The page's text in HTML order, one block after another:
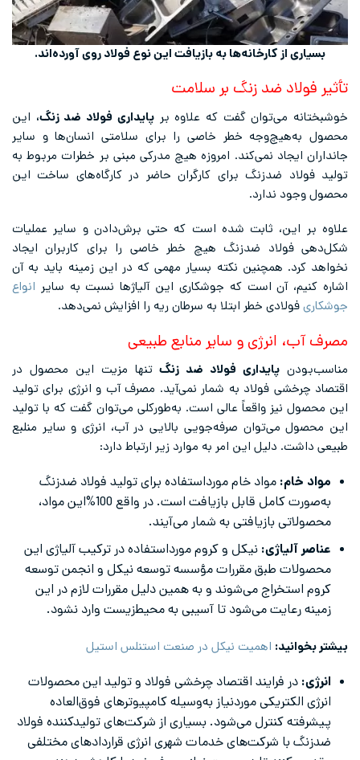
بسیاری از کارخانه‌‌ها به بازیافت این نوع فولاد روی آورده‌اند.
تأثیر فولاد ضد زنگ بر سلامت
خوشبختانه می‌توان گفت که علاوه برپایداری فولاد ضد زنگ، این
محصول به‌هیچ‌وجه خطر خاصی را برای سلامتی انسان‌ها و سایر
جانداران ایجاد نمی‌کند. امروزه هیچ مدرکی مبنی بر خطرات مربوط به
تولید فولاد ضدزنگ برای کارگران حاضر در کارگاه‌های ساخت این
محصول وجود ندارد.
علاوه بر این، ثابت شده است که حتی برش‌دادن و سایر عملیات
شکل‌دهی فولاد ضدزنگ هیچ خطر خاصی را برای کاربران ایجاد
نخواهد کرد. همچنین نکته بسیار مهمی که در این زمینه باید به آن
اشاره کنیم، آن است که جوشکاری این آلیاژها نسبت به سایر انواع
جوشکاریفولادی خطر ابتلا به سرطان ریه را افزایش نمی‌دهد.
مصرف آب، انرژی و سایر منابع طبیعی
مناسب‌بودن پایداری فولاد ضد زنگتنها مزیت این محصول در
اقتصاد چرخشی فولاد به شمار نمی‌آید. مصرف آب و انرژی برای تولید
این محصول نیز واقعاً عالی است. به‌طورکلی می‌توان گفت که با تولید
این محصول می‌توان صرفه‌جویی بالایی در آب، انرژی و سایر منلبع
طبیعی داشت. دلیل این امر به موارد زیر ارتباط دارد:
مواد خام: مواد خام مورداستفاده برای تولید فولاد ضدزنگ
به‌صورت کامل قابل بازیافت است. در واقع 100%این مواد،
محصولاتی بازیافتی به شمار می‌آیند.
عناصر آلیاژی: نیکل و کروم مورداستفاده در ترکیب آلیاژی این
محصولات طبق مقررات مؤسسه توسعه نیکل و انجمن توسعه
کروم استخراج می‌شوند و به همین دلیل مقررات لازم در این
زمینه رعایت می‌شود تا آسیبی به محیط‌زیست وارد نشود.
بیشتر بخوانید: اهمیت نیکل در صنعت استنلس استیل
انرژی: در فرایند اقتصاد چرخشی فولاد و تولید این محصولات
انرژی الکتریکی موردنیاز به‌وسیله کامپیوترهای فوق‌العاده
پیشرفته کنترل می‌شود. بسیاری از شرکت‌های تولیدکننده فولاد
ضدزنگ با شرکت‌های خدمات شهری انرژی قراردادهای مختلفی